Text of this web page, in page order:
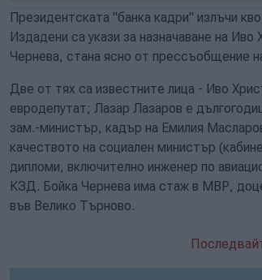
Президентската "банка кадри" излъчи
Издадени са укази за назначаване на
Чернева, стана ясно от прессъобщение
Две от тях са известните лица - Иво
евродепутат; Лазар Лазаров е
зам.-министър, кадър на Емилия
качеството на социален министър
дипломи, включително инженер по
КЗД. Бойка Чернева има стаж в МВР,
във Велико Търново.